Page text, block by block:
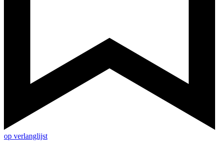
op verlanglijst